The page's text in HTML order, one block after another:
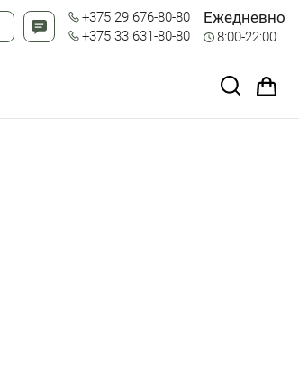
+375 29 676-80-80
+375 33 631-80-80
Ежедневно
8:00-22:00